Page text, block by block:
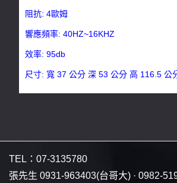
阻抗: 4歐姆
響應頻率: 40HZ~16KHZ
效率: 95db
尺寸: 寬 37 公分 深 53 公分 高 116.5 公
TEL： 07-3135780
張先生 0931-963403(台哥大) · 0982-